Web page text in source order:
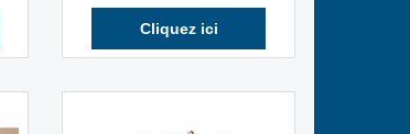
Cliquez ici